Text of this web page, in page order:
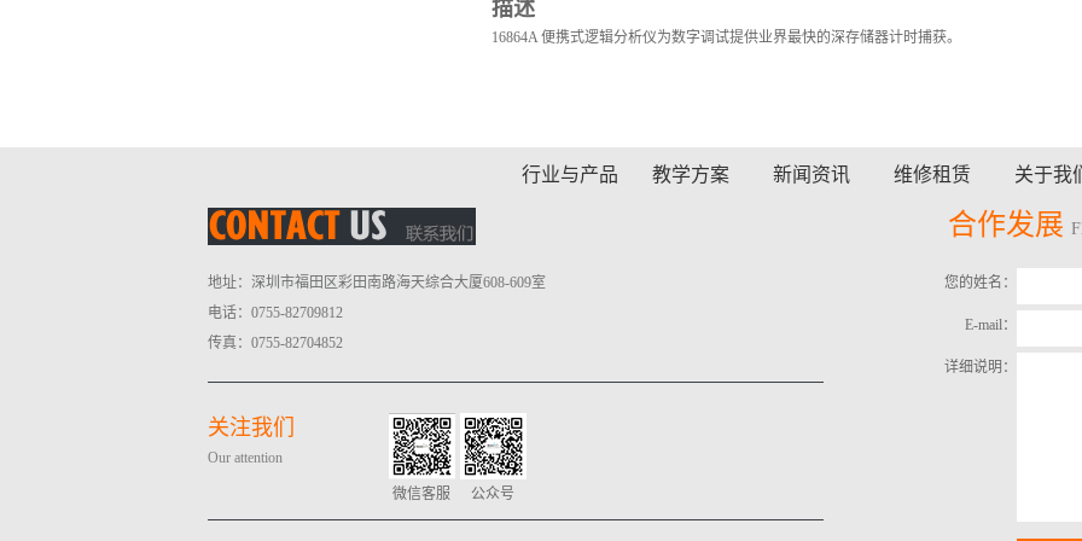
描述
16864A 便携式逻辑分析仪为数字调试提供业界最快的深存储器计时捕获。
行业与产品 教学方案 新闻资讯 维修租赁 关于我们
地址：深圳市福田区彩田南路海天综合大厦608-609室
电话：0755-82709812
传真：0755-82704852
您的姓名：
E-mail：
详细说明：
合作发展
关注我们
Our attention
微信客服 公众号